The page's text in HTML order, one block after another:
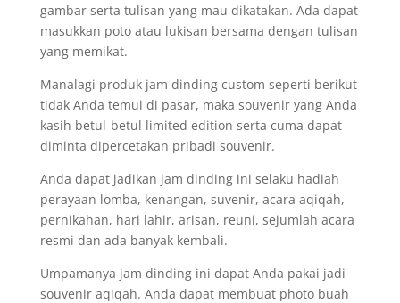
gambar serta tulisan yang mau dikatakan. Ada dapat
masukkan poto atau lukisan bersama dengan tulisan
yang memikat.
Manalagi produk jam dinding custom seperti berikut
tidak Anda temui di pasar, maka souvenir yang Anda
kasih betul-betul limited edition serta cuma dapat
diminta dipercetakan pribadi souvenir.
Anda dapat jadikan jam dinding ini selaku hadiah
perayaan lomba, kenangan, suvenir, acara aqiqah,
pernikahan, hari lahir, arisan, reuni, sejumlah acara
resmi dan ada banyak kembali.
Umpamanya jam dinding ini dapat Anda pakai jadi
souvenir aqiqah. Anda dapat membuat photo buah